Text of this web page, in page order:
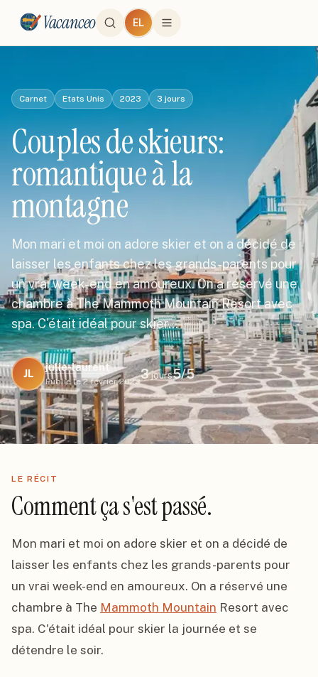
Vacanceo EL
Carnet Etats Unis 2023 3 jours
Couples de skieurs:
romantique à la
montagne
Mon mari et moi on adore skier et on a décidé de
laisser les enfants chez les grands-parents pour
un vrai week-end en amoureux. On a réservé une
chambre à The Mammoth Mountain Resort avec
spa. C'était idéal pour skier…
JL
julie-laurent
Publié le 2 février 2023
3jours5/5
LE RÉCIT
Comment ça s'est passé.
Mon mari et moi on adore skier et on a décidé de
laisser les enfants chez les grands-parents pour
un vrai week-end en amoureux. On a réservé une
chambre à The Mammoth Mountain Resort avec
spa. C'était idéal pour skier la journée et se
détendre le soir.